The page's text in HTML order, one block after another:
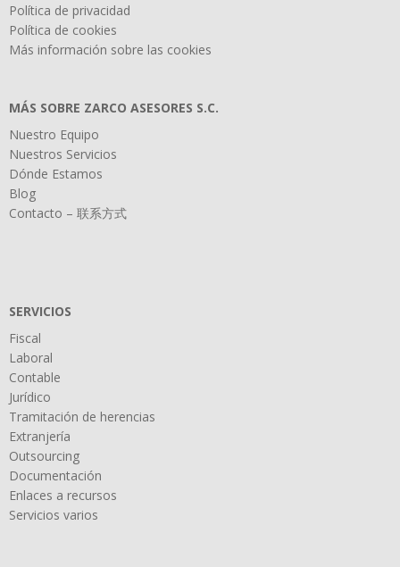
Política de privacidad
Política de cookies
Más información sobre las cookies
MÁS SOBRE ZARCO ASESORES S.C.
Nuestro Equipo
Nuestros Servicios
Dónde Estamos
Blog
Contacto – 联系方式
SERVICIOS
Fiscal
Laboral
Contable
Jurídico
Tramitación de herencias
Extranjería
Outsourcing
Documentación
Enlaces a recursos
Servicios varios